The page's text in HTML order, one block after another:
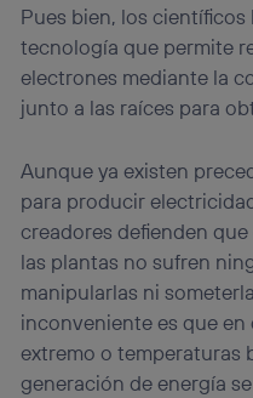
Pues bien, los
tecnología que permite
electrones mediante la
junto a las raíces para
Aunque ya existen
para producir
creadores defienden
las plantas no sufren
manipularlas ni
inconveniente es que
extremo o temperaturas
generación de energía